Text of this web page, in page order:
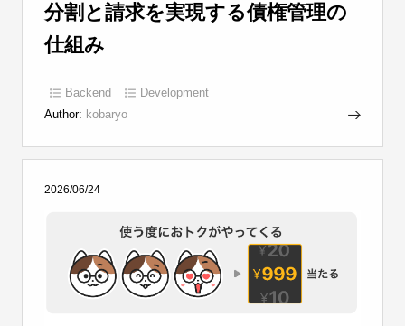
分割と請求を実現する債権管理の
仕組み
Backend
Development
Author: kobaryo
2026/06/24